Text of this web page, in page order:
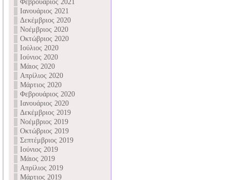
Φεβρουάριος 2021
Ιανουάριος 2021
Δεκέμβριος 2020
Νοέμβριος 2020
Οκτώβριος 2020
Ιούλιος 2020
Ιούνιος 2020
Μάιος 2020
Απρίλιος 2020
Μάρτιος 2020
Φεβρουάριος 2020
Ιανουάριος 2020
Δεκέμβριος 2019
Νοέμβριος 2019
Οκτώβριος 2019
Σεπτέμβριος 2019
Ιούνιος 2019
Μάιος 2019
Απρίλιος 2019
Μάρτιος 2019